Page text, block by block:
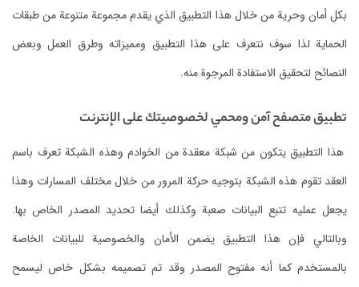
بكل أمان وحرية من خلال هذا التطبيق الذي يقدم مجموعة متنوعة من طبقات
الحماية لذا سوف نتعرف على هذا التطبيق ومميزاته وطرق العمل وبعض
النصائح لتحقيق الاستفادة المرجوة منه.
تطبيق متصفح آمن ومحمي لخصوصيتك على الإنترنت
هذا التطبيق يتكون من شبكة معقدة من الخوادم وهذه الشبكة تعرف باسم
العقد تقوم هذه الشبكة بتوجيه حركة المرور من خلال مختلف المسارات وهذا
يجعل عمليه تتبع البيانات صعبة وكذلك أيضا تحديد المصدر الخاص بها.
وبالتالي فإن هذا التطبيق يضمن الأمان والخصوصية للبيانات الخاصة
بالمستخدم كما أنه مفتوح المصدر وقد تم تصميمه بشكل خاص ليسمح